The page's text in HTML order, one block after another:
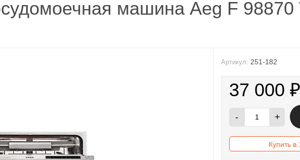
машина Aeg F 98870
Артикул: 251-182
37 000₽
- +
Купить в